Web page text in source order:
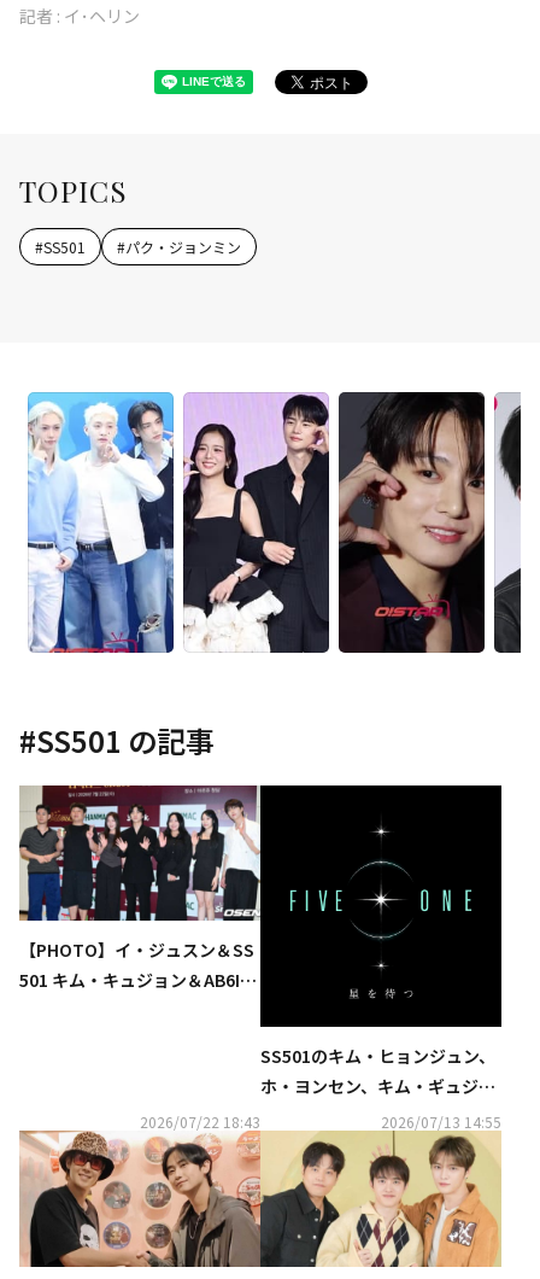
記者 : イ･ヘリン
TOPICS
#SS501 #パク・ジョンミン
#SS501 の記事
【PHOTO】イ・ジュスン＆SS
501 キム・キュジョン＆AB6IX
2026/07/22 18:43
SS501のキム・ヒョンジュン、
ホ・ヨンセン、キム・ギュジョ
ンによるユニット「FIVE O ON
E」、9月に東京神戸大阪の3都
市を巡る日本ツアー開催決定！
2026/07/13 14:55